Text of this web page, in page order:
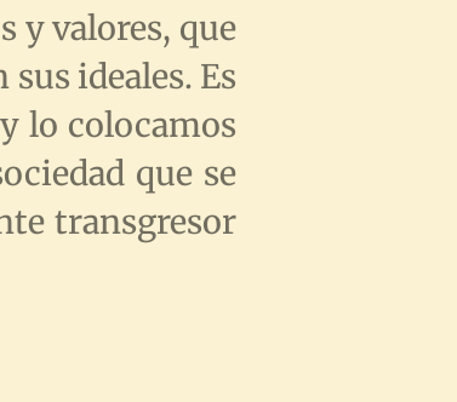
y valores, que
ideales. Es
lo colocamos
que se
transgresor